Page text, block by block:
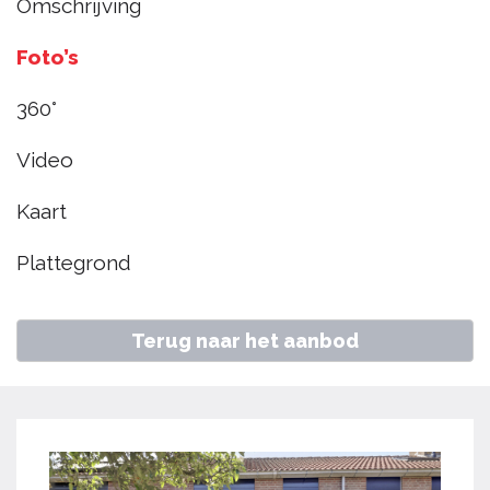
26, Zwaag
€ 375.000
Omschrijving
Foto’s
360°
Video
Kaart
Plattegrond
Terug naar het aanbod